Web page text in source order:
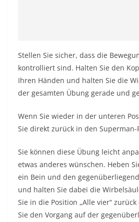
Stellen Sie sicher, dass die
kontrolliert sind. Halten Sie den
Ihren Händen und halten Sie die
der gesamten Übung gerade und
Wenn Sie wieder in der unteren
Sie direkt zurück in den Superman-
Sie können diese Übung leicht
etwas anderes wünschen. Heben
ein Bein und den
und halten Sie dabei die
Sie in die Position „Alle vier“
Sie den Vorgang auf der